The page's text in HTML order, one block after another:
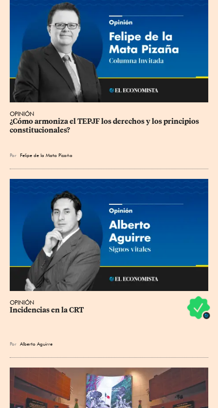
OPINIÓN
¿Cómo armoniza el TEPJF los derechos y los principios
constitucionales?
Por Felipe de la Mata Pizaña
OPINIÓN
Incidencias en la CRT
Por Alberto Aguirre